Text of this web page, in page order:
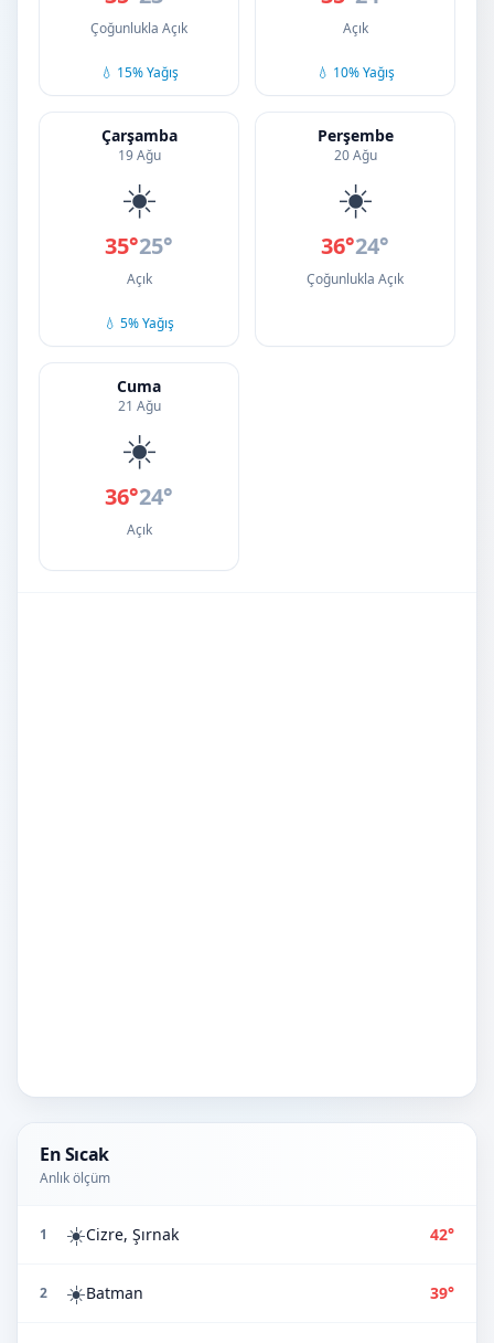
Çoğunlukla Açık
💧 15% Yağış
Açık
💧 10% Yağış
Çarşamba
19 Ağu
☀️
35°25°
Açık
💧 5% Yağış
Perşembe
20 Ağu
☀️
36°24°
Çoğunlukla Açık
Cuma
21 Ağu
☀️
36°24°
Açık
En Sıcak
Anlık ölçüm
1 ☀️Cizre, Şırnak 42°
2 ☀️Batman 39°